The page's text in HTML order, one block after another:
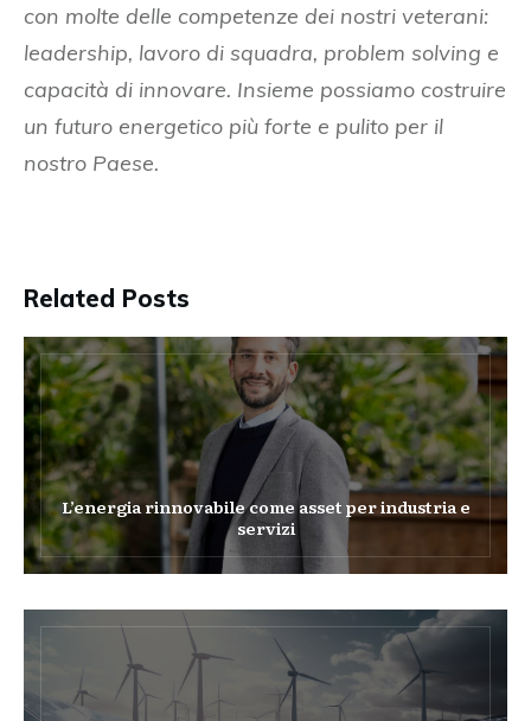
con molte delle competenze dei nostri veterani:
leadership, lavoro di squadra, problem solving e
capacità di innovare. Insieme possiamo costruire
un futuro energetico più forte e pulito per il
nostro Paese.
Related Posts
L’energia rinnovabile come asset per industria e
servizi